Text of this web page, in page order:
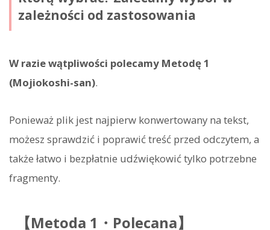
zależności od zastosowania
W razie wątpliwości polecamy Metodę 1
(Mojiokoshi-san).
Ponieważ plik jest najpierw konwertowany na tekst,
możesz sprawdzić i poprawić treść przed odczytem, a
także łatwo i bezpłatnie udźwiękowić tylko potrzebne
fragmenty.
【Metoda 1・Polecana】